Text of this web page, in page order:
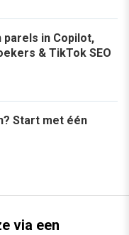
parels in Copilot,
& TikTok SEO
Start met één
via een